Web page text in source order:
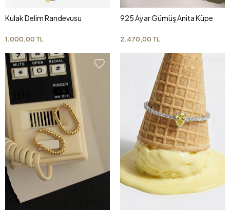
Kulak Delim Randevusu
1.000,00 TL
925 Ayar Gümüş Anita Küpe
2.470,00 TL